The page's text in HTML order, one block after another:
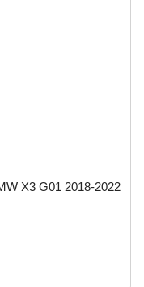
X3 G01 2018-2022